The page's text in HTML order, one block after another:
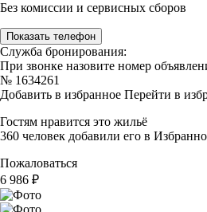
Без комиссии и сервисных сборов
Показать телефон
Служба бронирования:
При звонке назовите номер
№ 1634261
Добавить в избранное Перейти в
Гостям нравится это жильё
360 человек добавили его в
Пожаловаться
6 986 ₽